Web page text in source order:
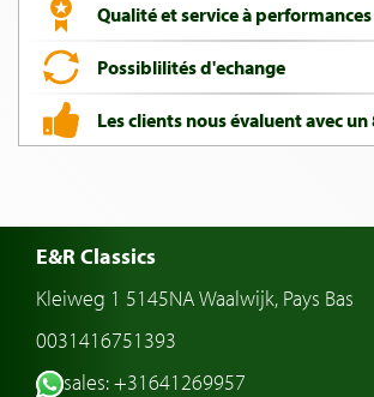
Qualité et service à performances
Possiblilités d'echange
Les clients nous évaluent avec un
E&R Classics
Kleiweg 1 5145NA Waalwijk, Pays Bas
0031416751393
sales: +31641269957